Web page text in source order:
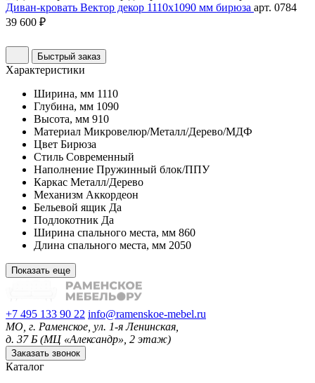
Диван-кровать Вектор декор 1110х1090 мм бирюза арт. 0784
39 600 ₽
Быстрый заказ
Характеристики
Ширина, мм 1110
Глубина, мм 1090
Высота, мм 910
Материал Микровелюр/Металл/Дерево/МДФ
Цвет Бирюза
Стиль Современный
Наполнение Пружинный блок/ППУ
Каркас Металл/Дерево
Механизм Аккордеон
Бельевой ящик Да
Подлокотник Да
Ширина спального места, мм 860
Длина спального места, мм 2050
Показать еще
+7 495 133 90 22 info@ramenskoe-mebel.ru
МО, г. Раменское, ул. 1-я Ленинская,
д. 37 Б (МЦ «Александр», 2 этаж)
Заказать звонок
Каталог